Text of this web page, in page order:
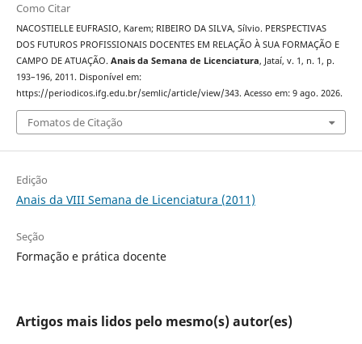
Como Citar
NACOSTIELLE EUFRASIO, Karem; RIBEIRO DA SILVA, Sílvio. PERSPECTIVAS
DOS FUTUROS PROFISSIONAIS DOCENTES EM RELAÇÃO À SUA FORMAÇÃO E
CAMPO DE ATUAÇÃO. Anais da Semana de Licenciatura, Jataí, v. 1, n. 1, p.
193–196, 2011. Disponível em:
https://periodicos.ifg.edu.br/semlic/article/view/343. Acesso em: 9 ago. 2026.
Fomatos de Citação
Edição
Anais da VIII Semana de Licenciatura (2011)
Seção
Formação e prática docente
Artigos mais lidos pelo mesmo(s) autor(es)